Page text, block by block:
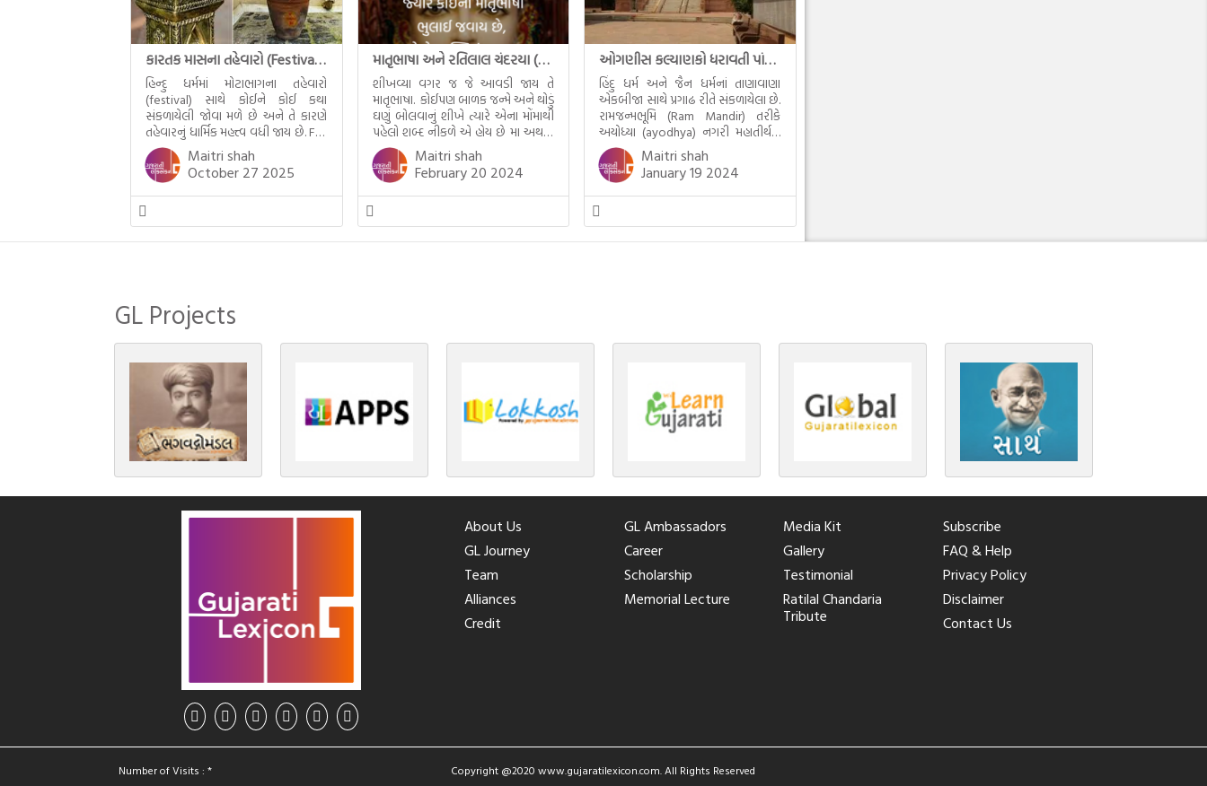
કારતક માસના તહેવારો (Festival of Kartik)
હિન્દુ ધર્મમાં મોટાભાગના તહેવારો
(festival) સાથે કોઈને કોઈ કથા
સંકળાયેલી જોવા મળે છે અને તે કારણે
તહેવારનું ધાર્મિક મહત્ત્વ વધી જાય છે. For
example, હાલમાં જ પ્રકાશનો તહેવાર
દિવાળી(diwali)ની ઉજવણી થઈ. પરંતુ
અષાઢ મહિનામાં આવતી દેવપોઢી
અગિયારસથી લઈને કારતિક સુદ
અગિયારસ વચ્ચે મોટેભાગે યજ્ઞોપવીત
સંસ્કાર, લગ્ન, દીક્ષાગ્રહણ, યજ્ઞ, ગૃહપ્રવેશ
Maitri shah
October 27 2025
માતૃભાષા અને રતિલાલ ચંદરયા (Ratilal Chandaria)
શીખવ્યા વગર જ જે આવડી જાય તે
માતૃભાષા. કોઈપણ બાળક જન્મે અને થોડું
ઘણું બોલવાનું શીખે ત્યારે એના મોંમાથી
પહેલો શબ્દ નીકળે એ હોય છે મા અથવા
મમ એટલે કે ખાવાનું. વળી આપણે
બાળકને સૂવડાવવા માટે જે ગીત કે
હાલરડાં ગાઈએ છીએ તે પણ આપણે
ગુજરાતીમાં જ ગાઈએ છીએ અંગ્રેજી ગીતો
નથી ગાતા. આમ બાળકને […]
Maitri shah
February 20 2024
ઓગણીસ કલ્યાણકો ધરાવતી પાંચ તીર્થંકરોની પરમ પાવન જન્મભૂમિ – અયોધ્યા (Ayodhya)
હિંદુ ધર્મ અને જૈન ધર્મનાં તાણાવાણા
એકબીજા સાથે પ્રગાઢ રીતે સંકળાયેલા છે.
રામજન્મભૂમિ (Ram Mandir) તરીકે
અયોધ્યા (ayodhya) નગરી મહાતીર્થનું
ગૌરવ પામી છે, તો એ જ રીતે જૈન ધર્મના
ચોવીસ તીર્થંકરોમાંથી પાંચ-પાંચ
તીર્થંકરોનો જન્મ આ અયોધ્યાની પાવન
ભૂમિ પર થયો છે. જૈન ધર્મમાં ચોવીસ
કલ્યાણકો અહીં આવ્યાં છે. દરેક
તીર્થંકરના જીવનની ચ્યવન(માતાના […]
Maitri shah
January 19 2024
GL Projects
About Us
GL Journey
Team
Alliances
Credit
GL Ambassadors
Career
Scholarship
Memorial Lecture
Media Kit
Gallery
Testimonial
Ratilal Chandaria
Tribute
Subscribe
FAQ & Help
Privacy Policy
Disclaimer
Contact Us
Number of Visits : * Copyright @2020 www.gujaratilexicon.com. All Rights Reserved